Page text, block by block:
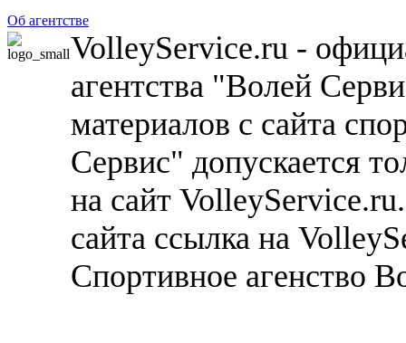
Об агентстве
VolleyService.ru -
агентства "Волей
материалов с сайта
Сервис" допускается
на сайт
сайта ссылка на
Спортивное агенство